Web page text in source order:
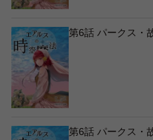
第6話 パークス・
第6話 パークス・